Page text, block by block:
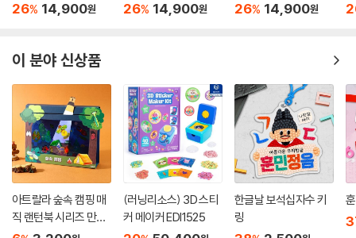
26% 14,900원 26% 14,900원 26% 14,900원
이 분야 신상품
아트랄라 숲속 캠핑 매
직 랜턴북 시리즈 만들
기 DIY 키트
(러닝리소스) 3D 스티
커 메이커 EDI1525
한글날 보석십자수 키
링